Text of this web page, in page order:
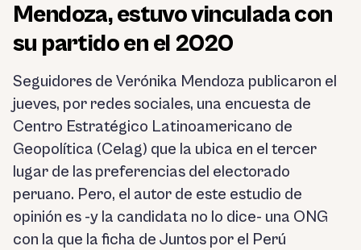
Mendoza, estuvo vinculada con
su partido en el 2020
Seguidores de Verónika Mendoza publicaron el
jueves, por redes sociales, una encuesta de
Centro Estratégico Latinoamericano de
Geopolítica (Celag) que la ubica en el tercer
lugar de las preferencias del electorado
peruano. Pero, el autor de este estudio de
opinión es -y la candidata no lo dice- una ONG
con la que la ficha de Juntos por el Perú